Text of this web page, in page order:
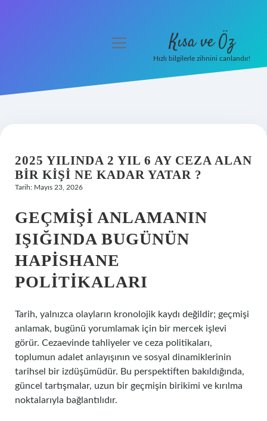
Hakkımızda
menüyü
Kısa ve Öz
Hızlı bilgilerle zihnini canlandır!
2025 YILINDA 2 YIL 6 AY CEZA ALAN
BIR KIŞI NE KADAR YATAR ?
Tarih: Mayıs 23, 2026
GEÇMIŞI ANLAMANIN
IŞIĞINDA BUGÜNÜN
HAPISHANE
POLITIKALARI
Tarih, yalnızca olayların kronolojik kaydı değildir; geçmişi
anlamak, bugünü yorumlamak için bir mercek işlevi
görür. Cezaevinde tahliyeler ve ceza politikaları,
toplumun adalet anlayışının ve sosyal dinamiklerinin
tarihsel bir izdüşümüdür. Bu perspektiften bakıldığında,
güncel tartışmalar, uzun bir geçmişin birikimi ve kırılma
noktalarıyla bağlantılıdır.